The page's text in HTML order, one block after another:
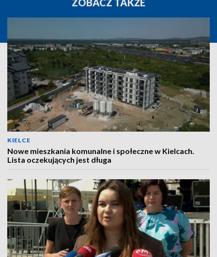
ZOBACZ TAKŻE
KIELCE
Nowe mieszkania komunalne i społeczne w Kielcach.
Lista oczekujących jest długa